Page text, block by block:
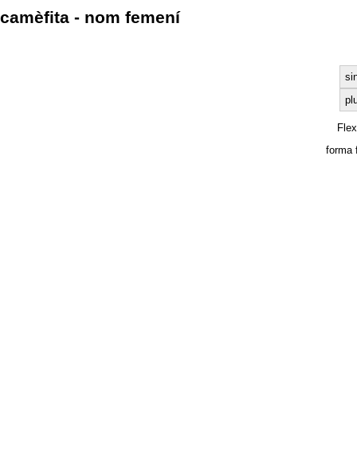
camèfita - nom femení
forma